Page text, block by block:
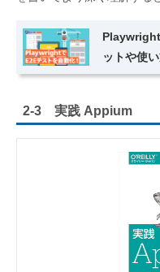
Playwright
ットや使
2-3 実践 Appium